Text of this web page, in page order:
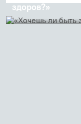
здоров?»